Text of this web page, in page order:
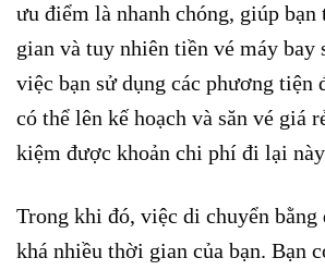
ưu điểm là nhanh chóng, giúp
gian và tuy nhiên tiền vé máy bay
việc bạn sử dụng các phương tiện
có thể lên kế hoạch và săn vé giá
kiệm được khoản chi phí đi lại
Trong khi đó, việc di chuyển bằng
khá nhiều thời gian của bạn. Bạn